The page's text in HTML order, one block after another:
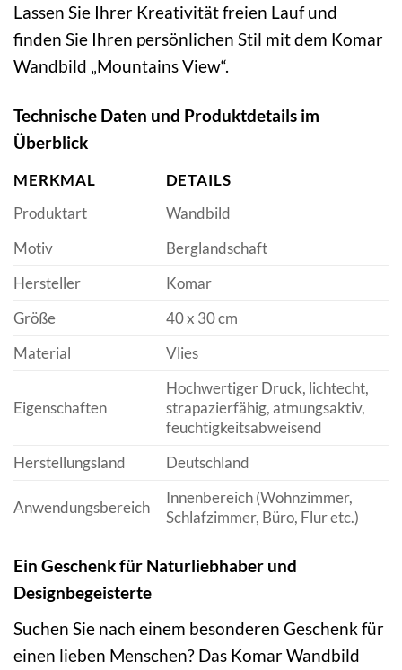
Lassen Sie Ihrer Kreativität freien Lauf und
finden Sie Ihren persönlichen Stil mit dem Komar
Wandbild „Mountains View“.
Technische Daten und Produktdetails im
Überblick
MERKMAL
DETAILS
Produktart
Wandbild
Motiv
Berglandschaft
Hersteller
Komar
Größe
40 x 30 cm
Material
Vlies
Eigenschaften
Hochwertiger Druck, lichtecht,
strapazierfähig, atmungsaktiv,
feuchtigkeitsabweisend
Herstellungsland
Deutschland
Anwendungsbereich
Innenbereich (Wohnzimmer,
Schlafzimmer, Büro, Flur etc.)
Ein Geschenk für Naturliebhaber und
Designbegeisterte
Suchen Sie nach einem besonderen Geschenk für
einen lieben Menschen? Das Komar Wandbild